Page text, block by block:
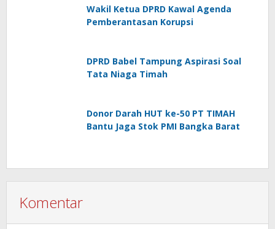
Wakil Ketua DPRD Kawal Agenda
Pemberantasan Korupsi
DPRD Babel Tampung Aspirasi Soal
Tata Niaga Timah
Donor Darah HUT ke-50 PT TIMAH
Bantu Jaga Stok PMI Bangka Barat
Komentar